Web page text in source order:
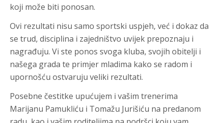
koji može biti ponosan.
Ovi rezultati nisu samo sportski uspjeh, već i dokaz da
se trud, disciplina i zajedništvo uvijek prepoznaju i
nagrađuju. Vi ste ponos svoga kluba, svojih obitelji i
našega grada te primjer mladima kako se radom i
upornošću ostvaruju veliki rezultati.
Posebne čestitke upućujem i vašim trenerima
Marijanu Pamukliću i Tomažu Jurišiću na predanom